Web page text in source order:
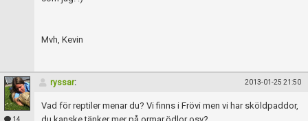
Mvh, Kevin
14
ryssar: 2013-01-25 21:50
Vad för reptiler menar du? Vi finns i Frövi men vi har sköldpaddor,